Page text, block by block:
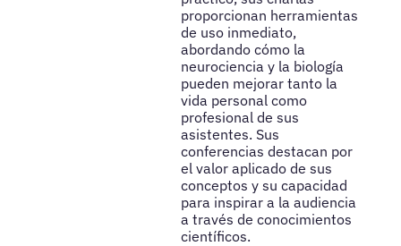
proporcionan herramientas
de uso inmediato,
abordando cómo la
neurociencia y la biología
pueden mejorar tanto la
vida personal como
profesional de sus
asistentes. Sus
conferencias destacan por
el valor aplicado de sus
conceptos y su capacidad
para inspirar a la audiencia
a través de conocimientos
científicos.